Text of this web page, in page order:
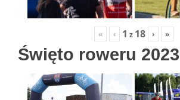
« ‹ 1 z 18 › »
Święto roweru 2023